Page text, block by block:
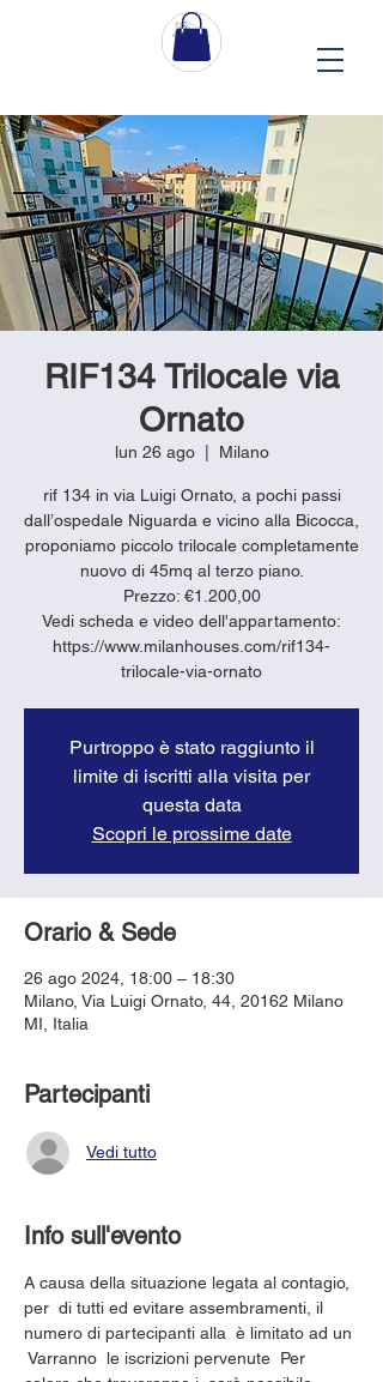
RIF134 Trilocale via
Ornato
lun 26 ago
  |
Milano
rif 134 in via Luigi Ornato, a pochi passi
dall’ospedale Niguarda e vicino alla Bicocca,
proponiamo piccolo trilocale completamente
nuovo di 45mq al terzo piano.
Prezzo: €1.200,00
Vedi scheda e video dell'appartamento:
https://www.milanhouses.com/rif134-
trilocale-via-ornato
Purtroppo è stato raggiunto il
limite di iscritti alla visita per
questa data
Scopri le prossime date
Orario & Sede
26 ago 2024, 18:00 – 18:30
Milano, Via Luigi Ornato, 44, 20162 Milano
MI, Italia
Partecipanti
Vedi tutto
Info sull'evento
A causa della situazione legata al contagio,
per di tutti ed evitare assembramenti, il
numero di partecipanti alla è limitato ad un
Varranno le iscrizioni pervenute Per